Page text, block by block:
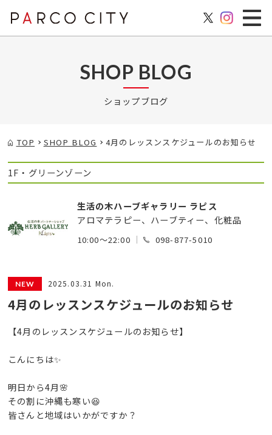
SHOP BLOG
ショップブログ
TOP SHOP BLOG 4月のレッスンスケジュールのお知らせ
1F・グリーンゾーン
生活の木ハーブギャラリー ラピス
アロマテラピー、ハーブティー、化粧品
10:00～22:00 098-877-5010
2025.03.31 Mon.
4月のレッスンスケジュールのお知らせ
【4月のレッスンスケジュールのお知らせ】
こんにちは✨
明日から4月🌸
その割に沖縄も寒い😆
皆さんと地域はいかがですか？